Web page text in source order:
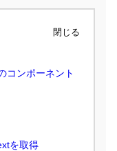
閉じる
コンポーネント
を取得